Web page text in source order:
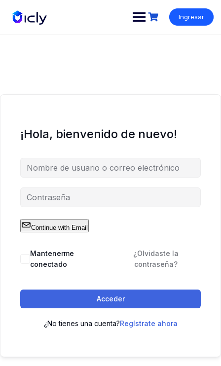
Ingresar
¡Hola, bienvenido de nuevo!
Continue with Email
Mantenerme
conectado
¿Olvidaste la
contraseña?
Acceder
¿No tienes una cuenta?Regístrate ahora